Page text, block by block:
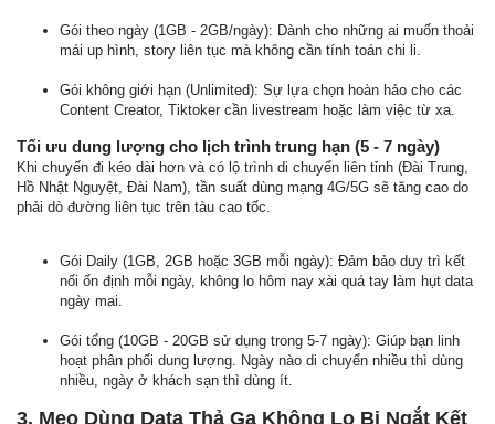
Gói theo ngày (1GB - 2GB/ngày): Dành cho những ai muốn thoải
mái up hình, story liên tục mà không cần tính toán chi li.
Gói không giới hạn (Unlimited): Sự lựa chọn hoàn hảo cho các
Content Creator, Tiktoker cần livestream hoặc làm việc từ xa.
Tối ưu dung lượng cho lịch trình trung hạn (5 - 7 ngày)
Khi chuyến đi kéo dài hơn và có lộ trình di chuyển liên tỉnh (Đài Trung,
Hồ Nhật Nguyệt, Đài Nam), tần suất dùng mạng 4G/5G sẽ tăng cao do
phải dò đường liên tục trên tàu cao tốc.
Gói Daily (1GB, 2GB hoặc 3GB mỗi ngày): Đảm bảo duy trì kết
nối ổn định mỗi ngày, không lo hôm nay xài quá tay làm hụt data
ngày mai.
Gói tổng (10GB - 20GB sử dụng trong 5-7 ngày): Giúp bạn linh
hoạt phân phối dung lượng. Ngày nào di chuyển nhiều thì dùng
nhiều, ngày ở khách sạn thì dùng ít.
3. Mẹo Dùng Data Thả Ga Không Lo Bị Ngắt Kết